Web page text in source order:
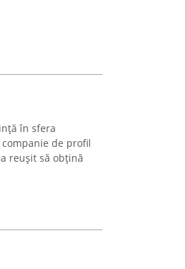
în sfera
de profil
reușit să obțină